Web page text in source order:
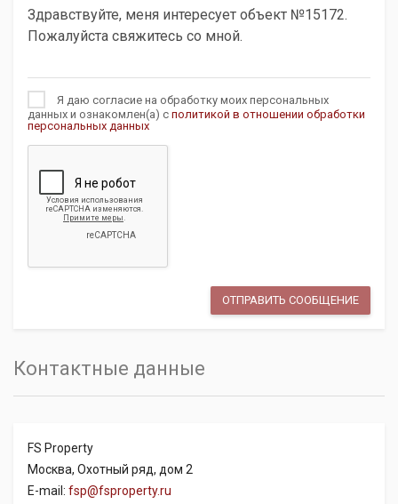
Я даю согласие на обработку моих персональных
данных и ознакомлен(а) с политикой в отношении обработки
персональных данных
Контактные данные
FS Property
Москва, Охотный ряд, дом 2
E-mail: fsp@fsproperty.ru